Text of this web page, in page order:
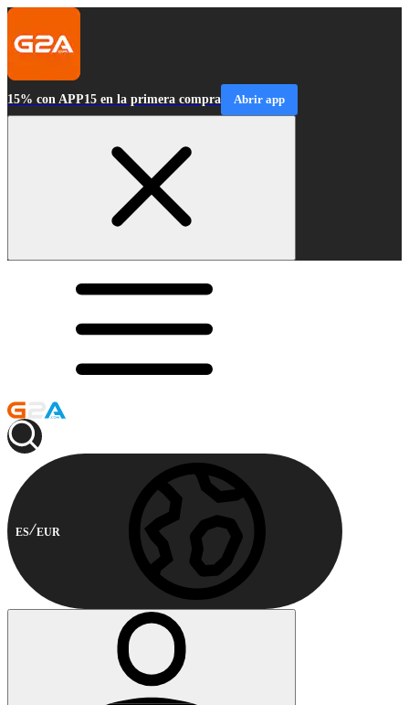
15% con APP15 en la primera compra Abrir app
ES EUR